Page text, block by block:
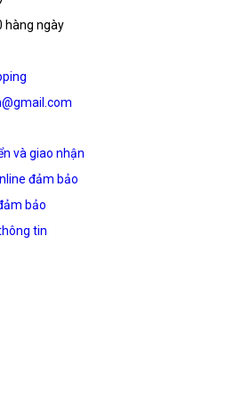
hàng ngày
và giao nhận
đảm bảo
bảo
tin